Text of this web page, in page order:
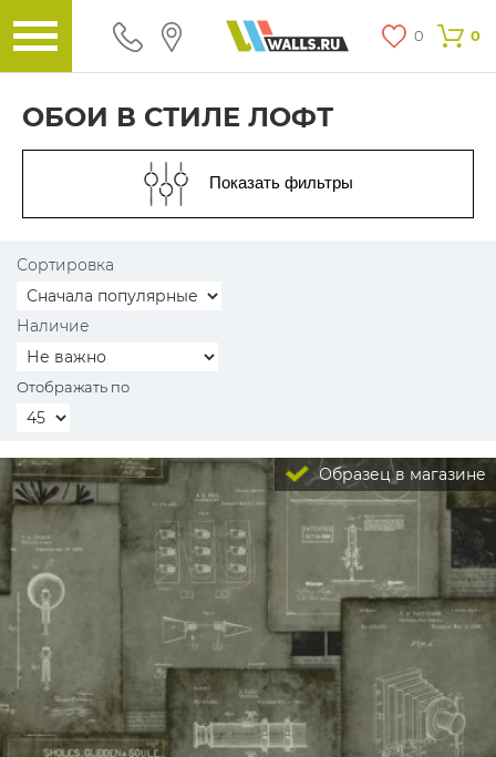
0 0
ОБОИ В СТИЛЕ ЛОФТ
Показать фильтры
Сортировка
Наличие
Отображать по
Образец в магазине